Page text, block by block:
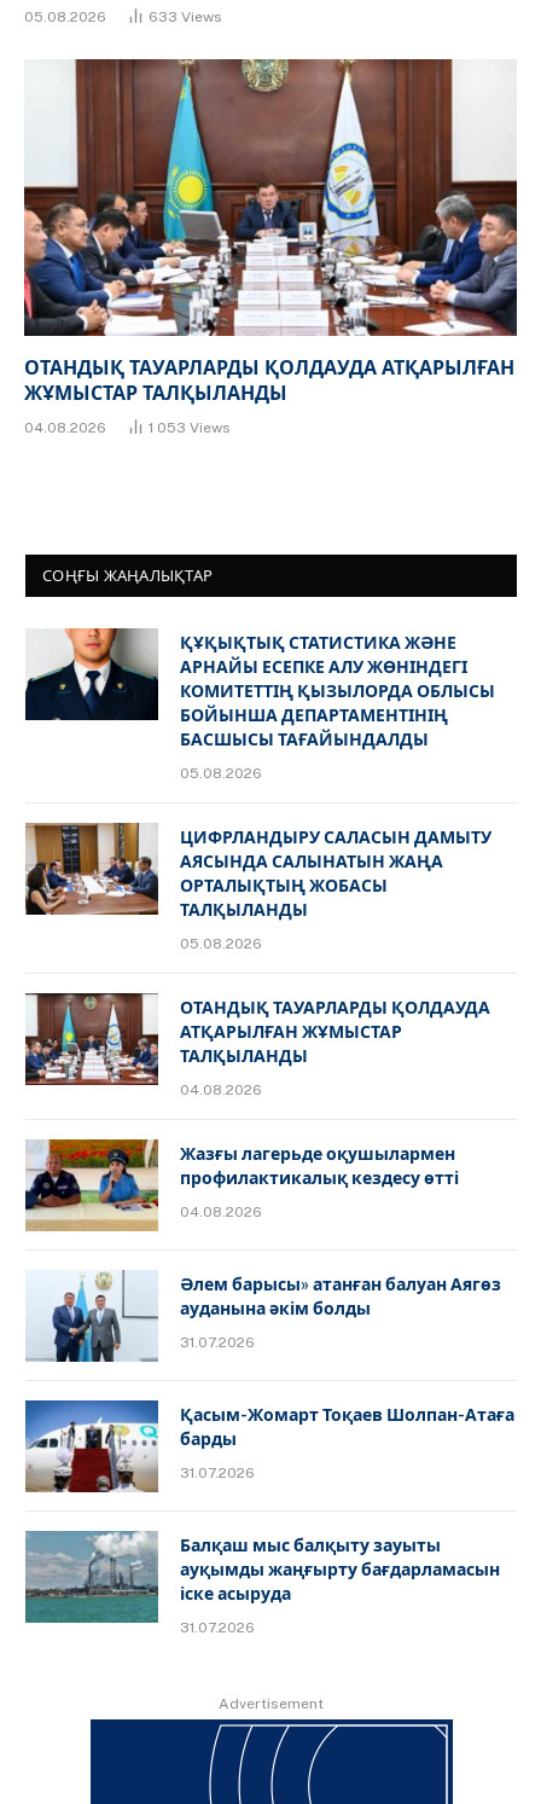
05.08.2026 633 Views
ОТАНДЫҚ ТАУАРЛАРДЫ ҚОЛДАУДА АТҚАРЫЛҒАН
ЖҰМЫСТАР ТАЛҚЫЛАНДЫ
04.08.2026 1 053 Views
СОҢҒЫ ЖАҢАЛЫҚТАР
ҚҰҚЫҚТЫҚ СТАТИСТИКА ЖӘНЕ
АРНАЙЫ ЕСЕПКЕ АЛУ ЖӨНІНДЕГІ
КОМИТЕТТІҢ ҚЫЗЫЛОРДА ОБЛЫСЫ
БОЙЫНША ДЕПАРТАМЕНТІНІҢ
БАСШЫСЫ ТАҒАЙЫНДАЛДЫ
05.08.2026
ЦИФРЛАНДЫРУ САЛАСЫН ДАМЫТУ
АЯСЫНДА САЛЫНАТЫН ЖАҢА
ОРТАЛЫҚТЫҢ ЖОБАСЫ
ТАЛҚЫЛАНДЫ
05.08.2026
ОТАНДЫҚ ТАУАРЛАРДЫ ҚОЛДАУДА
АТҚАРЫЛҒАН ЖҰМЫСТАР
ТАЛҚЫЛАНДЫ
04.08.2026
Жазғы лагерьде оқушылармен
профилактикалық кездесу өтті
04.08.2026
Әлем барысы» атанған балуан Аягөз
ауданына әкім болды
31.07.2026
Қасым-Жомарт Тоқаев Шолпан-Атаға
барды
31.07.2026
Балқаш мыс балқыту зауыты
ауқымды жаңғырту бағдарламасын
іске асыруда
31.07.2026
Advertisement